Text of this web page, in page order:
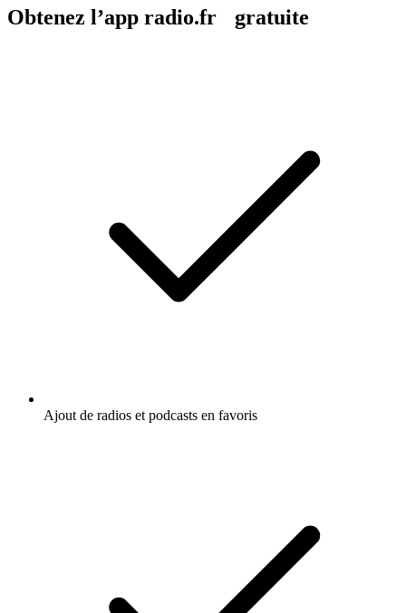
Obtenez l’app radio.fr gratuite
Ajout de radios et podcasts en favoris